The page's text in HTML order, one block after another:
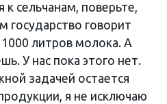
к сельчанам, поверьте,
государство говорит
литров молока. А
У нас пока этого нет.
задачей остается
я не исключаю